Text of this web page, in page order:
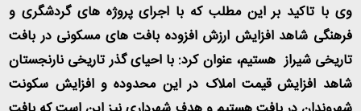
وی با تاکید بر این مطلب که با اجرای پروژه های گردشگری و
فرهنگی شاهد افزایش ارزش افزوده بافت های مسکونی در بافت
تاریخی شیراز هستیم، عنوان کرد: با احیای گذر تاریخی نارنجستان
شاهد افزایش قیمت املاک در این محدوده و افزایش سکونت